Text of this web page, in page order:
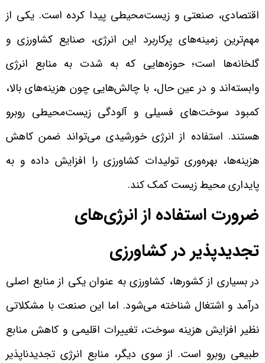
اقتصادی، صنعتی و زیست‌محیطی پیدا کرده است. یکی از
مهم‌ترین زمینه‌های پرکاربرد این انرژی، صنایع کشاورزی و
گلخانه‌ها است؛ حوزه‌هایی که به شدت به منابع انرژی
وابسته‌اند و در عین حال، با چالش‌هایی چون هزینه‌های بالا،
کمبود سوخت‌های فسیلی و آلودگی زیست‌محیطی روبرو
هستند. استفاده از انرژی خورشیدی می‌تواند ضمن کاهش
هزینه‌ها، بهره‌وری تولیدات کشاورزی را افزایش داده و به
پایداری محیط زیست کمک کند.
ضرورت استفاده از انرژی‌های
تجدیدپذیر در کشاورزی
در بسیاری از کشورها، کشاورزی به عنوان یکی از منابع اصلی
درآمد و اشتغال شناخته می‌شود. اما این صنعت با مشکلاتی
نظیر افزایش هزینه سوخت، تغییرات اقلیمی و کاهش منابع
طبیعی روبرو است. از سوی دیگر، منابع انرژی تجدیدناپذیر